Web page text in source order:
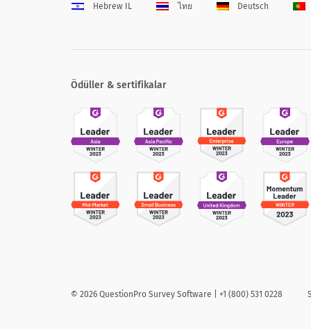
Hebrew IL ไทย Deutsch
Ödüller & sertifikalar
© 2026 QuestionPro Survey Software | +1 (800) 531 0228